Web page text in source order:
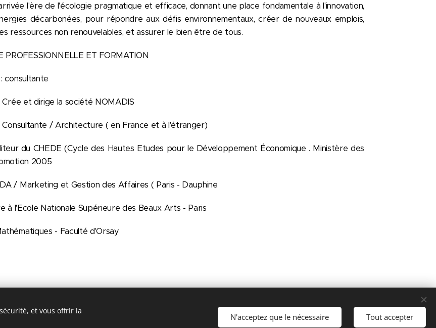
l'ère de l'écologie pragmatique et efficace, donnant une place fondamentale à l'innovation,
décarbonées, pour répondre aux défis environnementaux, créer de nouveaux emplois,
ressources non renouvelables, et assurer le bien être de tous.
PROFESSIONNELLE ET FORMATION
consultante
Crée et dirige la société NOMADIS
Consultante / Architecture ( en France et à l'étranger)
du CHEDE (Cycle des Hautes Etudes pour le Développement Économique . Ministère des
2005
/ Marketing et Gestion des Affaires ( Paris - Dauphine
à l'Ecole Nationale Supérieure des Beaux Arts - Paris
- Faculté d'Orsay
- 23 Boulevard Anatole France - 92190 Meudon - Numéro RNA : W751163023
et vous offrir la
N'acceptez que le nécessaire Tout accepter